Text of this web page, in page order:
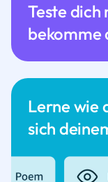
Lerne wie
sich
Teste dich
bekomme